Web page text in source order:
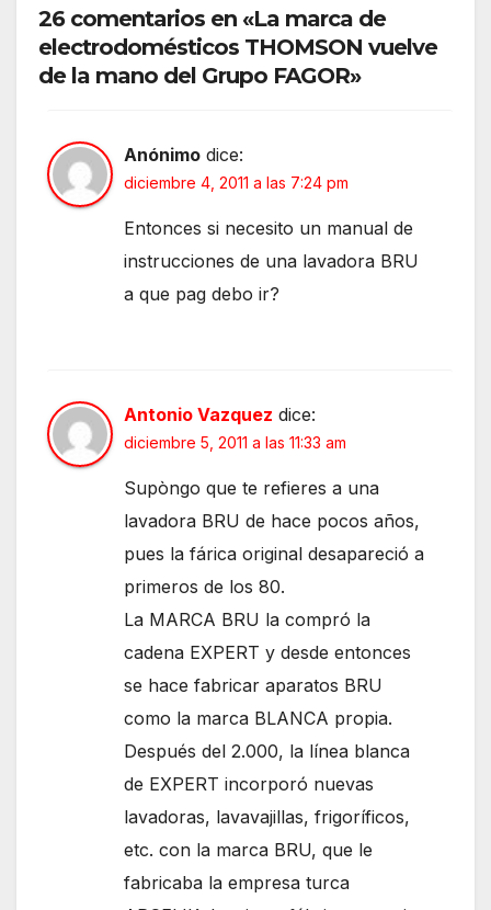
26 comentarios en «La marca de
electrodomésticos THOMSON vuelve
de la mano del Grupo FAGOR»
Anónimo dice:
diciembre 4, 2011 a las 7:24 pm
Entonces si necesito un manual de
instrucciones de una lavadora BRU
a que pag debo ir?
Antonio Vazquez dice:
diciembre 5, 2011 a las 11:33 am
Supòngo que te refieres a una
lavadora BRU de hace pocos años,
pues la fárica original desapareció a
primeros de los 80.
La MARCA BRU la compró la
cadena EXPERT y desde entonces
se hace fabricar aparatos BRU
como la marca BLANCA propia.
Después del 2.000, la línea blanca
de EXPERT incorporó nuevas
lavadoras, lavavajillas, frigoríficos,
etc. con la marca BRU, que le
fabricaba la empresa turca